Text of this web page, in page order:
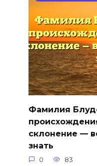
Фамилия
склонение —
знать
0 83